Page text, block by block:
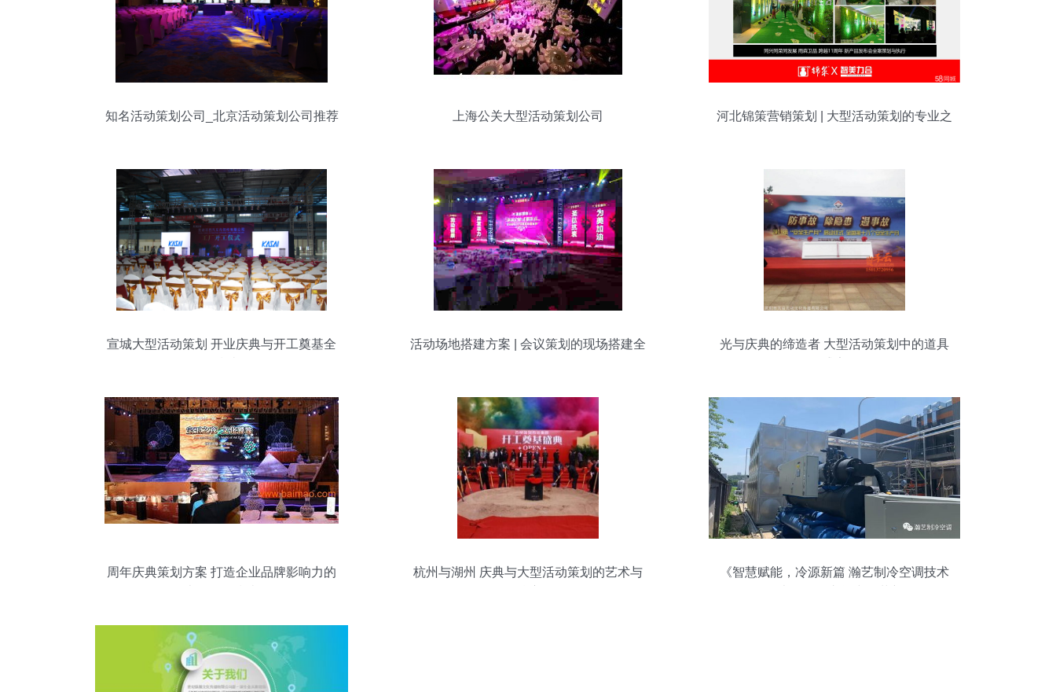
知名活动策划公司_北京活动策划公司推荐 上海公关大型活动策划公司
河北锦策营销策划 | 大型活动策划的专业之
宣城大型活动策划 开业庆典与开工奠基全
活动场地搭建方案 | 会议策划的现场搭建全
光与庆典的缔造者 大型活动策划中的道具
周年庆典策划方案 打造企业品牌影响力的
杭州与湖州 庆典与大型活动策划的艺术与
《智慧赋能，冷源新篇 瀚艺制冷空调技术